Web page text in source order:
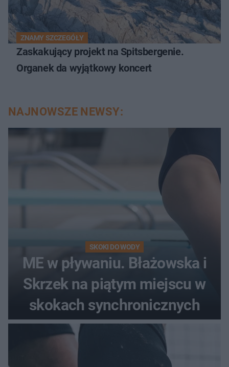
ZNAMY SZCZEGÓŁY
Zaskakujący projekt na Spitsbergenie.
Organek da wyjątkowy koncert
NAJNOWSZE NEWSY:
SKOKI DO WODY
ME w pływaniu. Błażowska i
Skrzek na piątym miejscu w
skokach synchronicznych